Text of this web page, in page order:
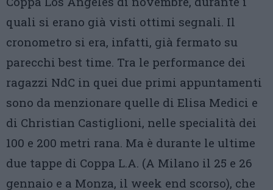
quali si erano già visti ottimi segnali. Il
cronometro si era, infatti, già fermato su
parecchi best time. Tra le performance dei
ragazzi NdC in quei due primi appuntamenti
sono da menzionare quelle di Elisa Medici e
di Christian Castiglioni, nelle specialità dei
100 e 200 metri rana. Ma è durante le ultime
due tappe di Coppa L.A. (A Milano il 25 e 26
gennaio e a Monza, il week end scorso), che